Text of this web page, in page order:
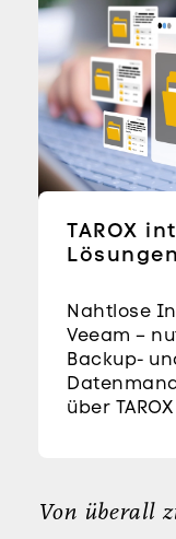
TAROX
Lösungen
Nahtlose
Veeam –
Backup-
über
Von überall